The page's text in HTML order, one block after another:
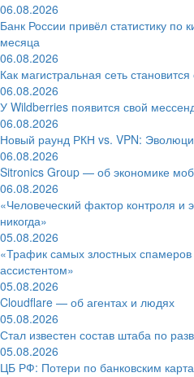
06.08.2026
Банк России привёл статистику по
месяца
06.08.2026
Как магистральная сеть
06.08.2026
У Wildberries появится свой
06.08.2026
Новый раунд РКН vs. VPN:
06.08.2026
Sitronics Group — об экономике
06.08.2026
«Человеческий фактор контроля и
никогда»
05.08.2026
«Трафик самых злостных
ассистентом»
05.08.2026
Cloudflare — об агентах и людях
05.08.2026
Стал известен состав штаба по
05.08.2026
ЦБ РФ: Потери по банковским